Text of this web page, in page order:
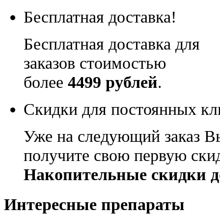
Бесплатная доставка!
Бесплатная доставка для
заказов стоимостью
более 4499 рублей.
Скидки для постоянных
Уже на следующий заказ
получите свою первую
Накопительные скидки
Интересные препараты